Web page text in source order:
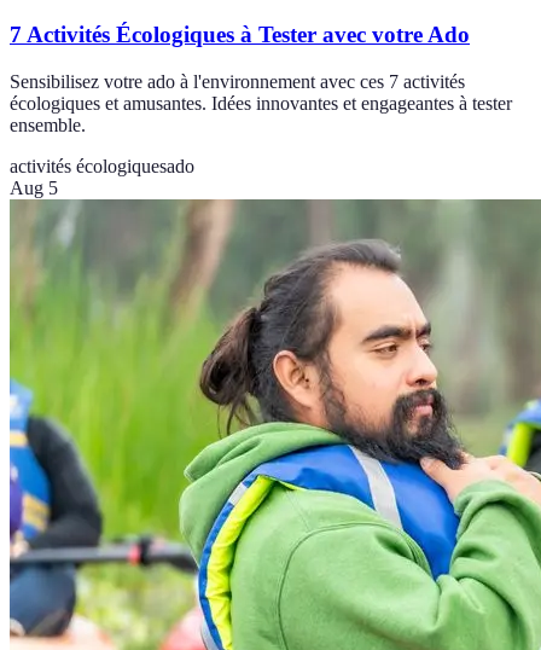
7 Activités Écologiques à Tester avec votre Ado
Sensibilisez votre ado à l'environnement avec ces 7 activités
écologiques et amusantes. Idées innovantes et engageantes à tester
ensemble.
activités écologiquesado
Aug 5